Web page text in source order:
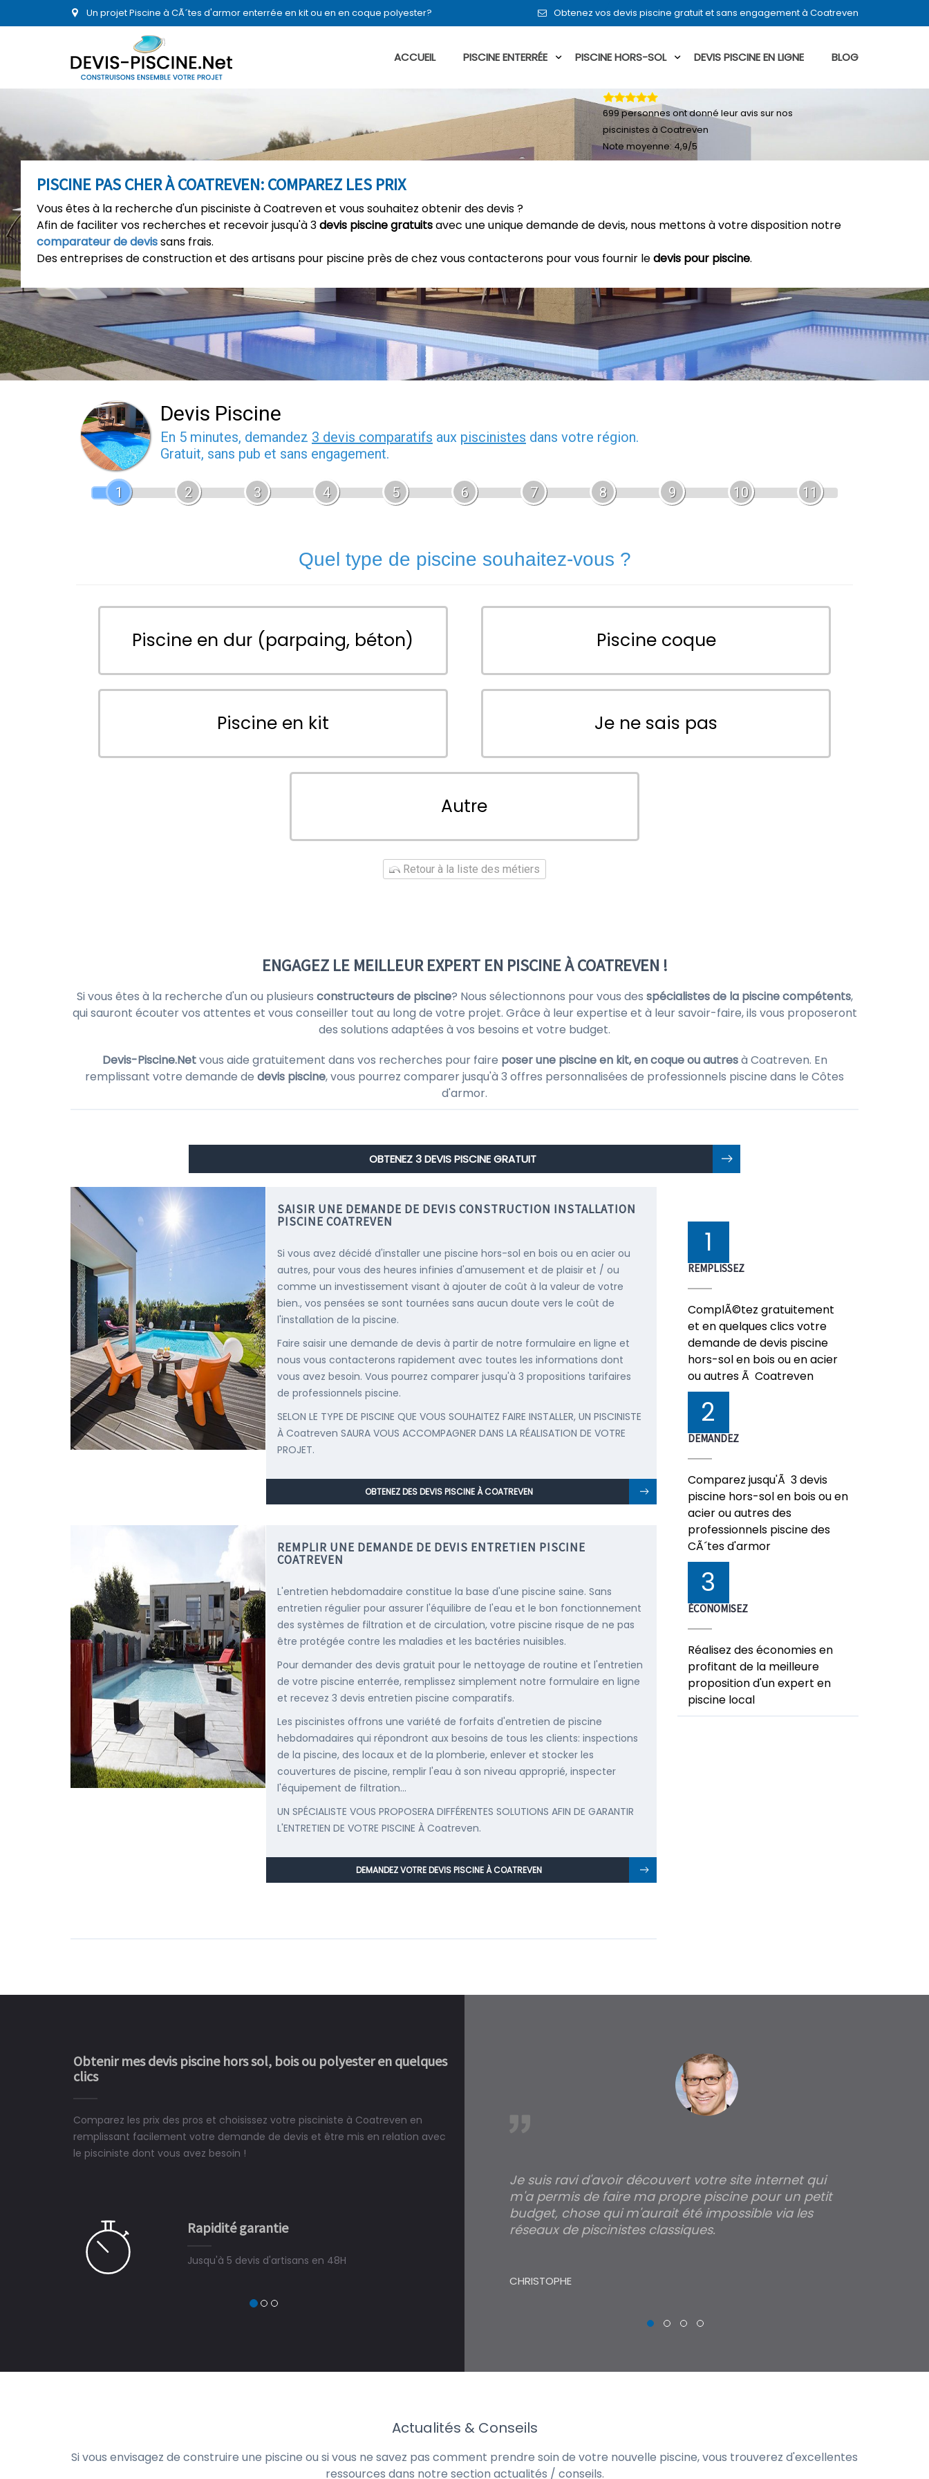
Un projet Piscine à CÃ´tes d'armor enterrée en kit ou en en coque polyester? Obtenez vos devis piscine gratuit et sans engagement à Coatreven
ACCUEIL PISCINE ENTERRÉE PISCINE HORS-SOL DEVIS PISCINE EN LIGNE BLOG
PISCINE PAS CHER À COATREVEN: COMPAREZ LES PRIX
Vous êtes à la recherche d'un pisciniste à Coatreven et vous souhaitez obtenir des devis ?
Afin de faciliter vos recherches et recevoir jusqu'à 3devis piscine gratuitsavec une unique demande de devis, nous mettons à votre disposition notre
comparateur de devissans frais.
Des entreprises de construction et des artisans pour piscine près de chez vous contacterons pour vous fournir ledevis pour piscine.
699personnes ont donné leuravis sur nos
piscinistes à Coatreven
Note moyenne:4,9/5
Devis Piscine
En 5 minutes, demandez 3 devis comparatifs aux piscinistes dans votre région.
Gratuit, sans pub et sans engagement.
1 2 3 4 5 6 7 8 9 10 11
Quel type de piscine souhaitez-vous ?
Piscine en dur (parpaing, béton) Piscine coque
Piscine en kit Je ne sais pas
Autre
Retour à la liste des métiers
ENGAGEZ LE MEILLEUR EXPERT EN PISCINE À COATREVEN !
Si vous êtes à la recherche d'un ou plusieurs constructeurs de piscine? Nous sélectionnons pour vous des spécialistes de la piscine compétents,
qui sauront écouter vos attentes et vous conseiller tout au long de votre projet. Grâce à leur expertise et à leur savoir-faire, ils vous proposeront
des solutions adaptées à vos besoins et votre budget.
Devis-Piscine.Netvous aide gratuitement dans vos recherches pour faire poser une piscine en kit, en coque ou autresà Coatreven. En
remplissant votre demande de devis piscine, vous pourrez comparer jusqu'à 3 offres personnalisées de professionnels piscine dans le Côtes
d'armor.
OBTENEZ 3 DEVIS PISCINE GRATUIT
SAISIR UNE DEMANDE DE DEVIS CONSTRUCTION INSTALLATION
PISCINE COATREVEN
Si vous avez décidé d'installer une piscine hors-sol en bois ou en acier ou
autres, pour vous des heures infinies d'amusement et de plaisir et / ou
comme un investissement visant à ajouter de coût à la valeur de votre
bien., vos pensées se sont tournées sans aucun doute vers le coût de
l'installation de la piscine.
Faire saisir une demande de devis à partir de notre formulaire en ligne et
nous vous contacterons rapidement avec toutes les informations dont
vous avez besoin. Vous pourrez comparer jusqu'à 3 propositions tarifaires
de professionnels piscine.
SELON LE TYPE DE PISCINE QUE VOUS SOUHAITEZ FAIRE INSTALLER, UN PISCINISTE
À Coatreven SAURA VOUS ACCOMPAGNER DANS LA RÉALISATION DE VOTRE
PROJET.
OBTENEZ DES DEVIS PISCINE À COATREVEN
REMPLIR UNE DEMANDE DE DEVIS ENTRETIEN PISCINE
COATREVEN
L'entretien hebdomadaire constitue la base d'une piscine saine. Sans
entretien régulier pour assurer l'équilibre de l'eau et le bon fonctionnement
des systèmes de filtration et de circulation, votre piscine risque de ne pas
être protégée contre les maladies et les bactéries nuisibles.
Pour demander des devis gratuit pour le nettoyage de routine et l'entretien
de votre piscine enterrée, remplissez simplement notre formulaire en ligne
et recevez 3 devis entretien piscine comparatifs.
Les piscinistes offrons une variété de forfaits d'entretien de piscine
hebdomadaires qui répondront aux besoins de tous les clients: inspections
de la piscine, des locaux et de la plomberie, enlever et stocker les
couvertures de piscine, remplir l'eau à son niveau approprié, inspecter
l'équipement de filtration...
UN SPÉCIALISTE VOUS PROPOSERA DIFFÉRENTES SOLUTIONS AFIN DE GARANTIR
L'ENTRETIEN DE VOTRE PISCINE À Coatreven.
DEMANDEZ VOTRE DEVIS PISCINE À COATREVEN
1
REMPLISSEZ
ComplÃ©tez gratuitement
et en quelques clics votre
demande de devis piscine
hors-sol en bois ou en acier
ou autres Ã Coatreven
2
DEMANDEZ
Comparez jusqu'Ã 3 devis
piscine hors-sol en bois ou en
acier ou autres des
professionnels piscine des
CÃ´tes d'armor
3
ÉCONOMISEZ
Réalisez des économies en
profitant de la meilleure
proposition d'un expert en
piscine local
Obtenir mes devis piscine hors sol, bois ou polyester en quelques
clics
Comparez les prix des pros et choisissez votre pisciniste à Coatreven en
remplissant facilement votre demande de devis et être mis en relation avec
le pisciniste dont vous avez besoin !
Rapidité garantie
Jusqu'à 5 devis d'artisans en 48H
ne peut plus s'en passer.
Le rêve devient enfin réalité, une piscine est bien
construit chez moi.
Je suis ravi d'avoir découvert votre site internet qui
m'a permis de faire ma propre piscine pour un petit
budget, chose qui m'aurait été impossible via les
réseaux de piscinistes classiques.
CHRISTOPHE
Actualités & Conseils
Si vous envisagez de construire une piscine ou si vous ne savez pas comment prendre soin de votre nouvelle piscine, vous trouverez d'excellentes
ressources dans notre section actualités / conseils.